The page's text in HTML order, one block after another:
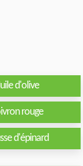
d'olive
rouge
d'épinard